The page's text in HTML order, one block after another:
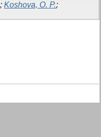
; Koshova, O. P.;